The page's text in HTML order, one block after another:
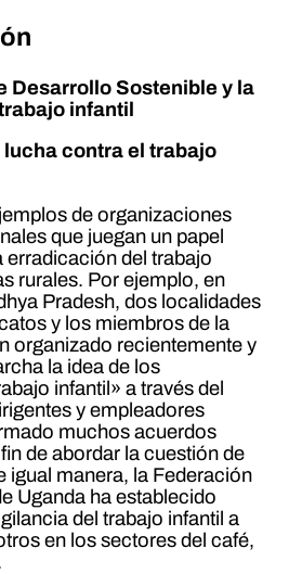
Desarrollo Sostenible y la
infantil
contra el trabajo
de organizaciones
que juegan un papel
erradicación del trabajo
rurales. Por ejemplo, en
Pradesh, dos localidades
y los miembros de la
organizado recientemente y
la idea de los
infantil» a través del
y empleadores
muchos acuerdos
de abordar la cuestión de
igual manera, la Federación
Uganda ha establecido
del trabajo infantil a
en los sectores del café,